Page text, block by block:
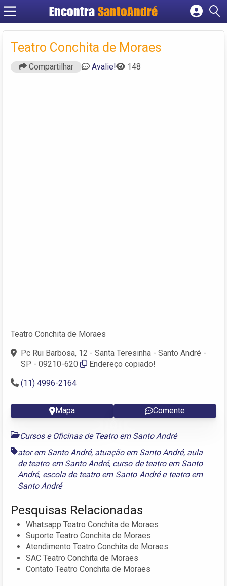
Encontra SantoAndré
Cadastrar empresa
Criar conta
Teatro Conchita de Moraes
Compartilhar Avalie! 148
Teatro Conchita de Moraes
Pc Rui Barbosa, 12 - Santa Teresinha - Santo André -
SP - 09210-620
Endereço copiado!
(11) 4996-2164
Mapa Comente
Cursos e Oficinas de Teatro em Santo André
ator em Santo André, atuação em Santo André, aula
de teatro em Santo André, curso de teatro em Santo
André, escola de teatro em Santo Andrée teatro em
Santo André
Pesquisas Relacionadas
Whatsapp Teatro Conchita de Moraes
Suporte Teatro Conchita de Moraes
Atendimento Teatro Conchita de Moraes
SAC Teatro Conchita de Moraes
Contato Teatro Conchita de Moraes